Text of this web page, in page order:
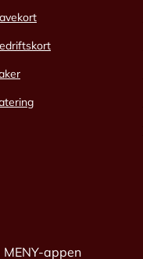
MENY-appen